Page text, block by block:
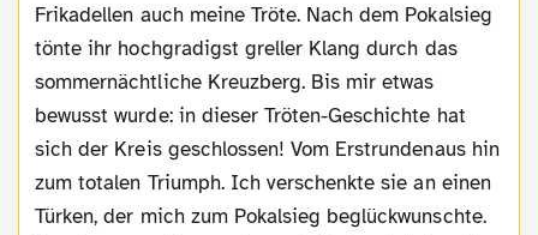
Frikadellen auch meine Tröte. Nach dem Pokalsieg
tönte ihr hochgradigst greller Klang durch das
sommernächtliche Kreuzberg. Bis mir etwas
bewusst wurde: in dieser Tröten-Geschichte hat
sich der Kreis geschlossen! Vom Erstrundenaus hin
zum totalen Triumph. Ich verschenkte sie an einen
Türken, der mich zum Pokalsieg beglückwunschte.